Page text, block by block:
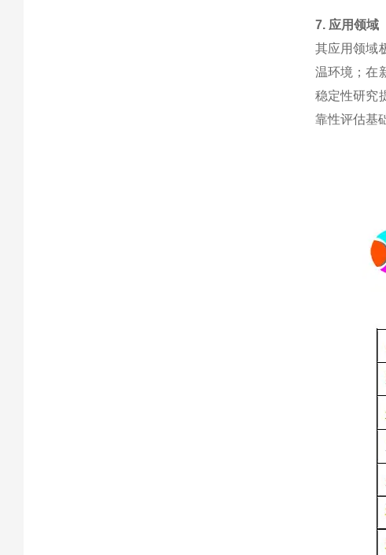
7. 应用领域
其应用领域
温环境；在
稳定性研究
靠性评估基